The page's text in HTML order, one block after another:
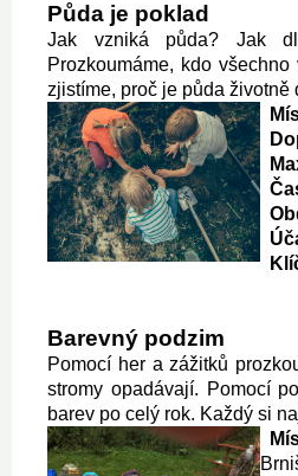
Půda je poklad
Jak vzniká půda? Jak
Prozkoumáme, kdo
zjistíme, proč je půda životně
Barevný podzim
Pomocí her a zážitků
stromy opadávají. Pomocí
barev po celý rok. Každý si